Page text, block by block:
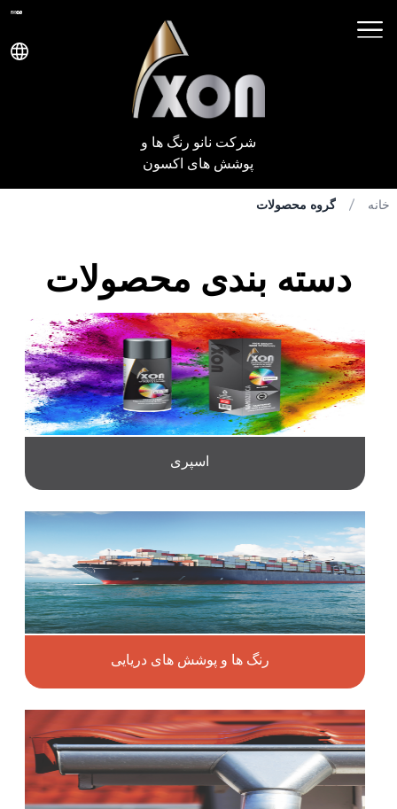
شرکت نانو رنگ ها و
پوشش های اکسون
خانه گروه محصولات
دسته بندی محصولات
اسپری
رنگ ها و پوشش های دریایی